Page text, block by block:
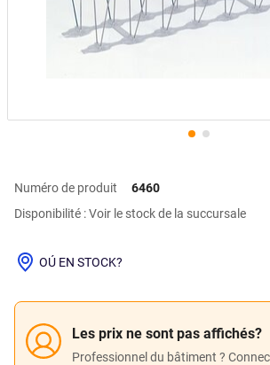
Numéro de produit
6460
Disponibilité : Voir le stock de la succursale
Les prix ne sont pas affichés?
Professionnel du bâtiment ?
OÚ EN STOCK?